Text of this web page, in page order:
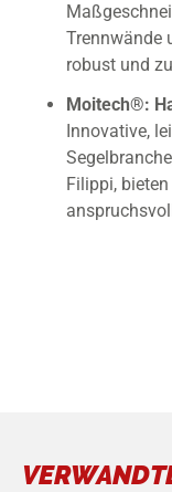
Trennwände
robust und
Moitech®:
Innovative,
Filippi,